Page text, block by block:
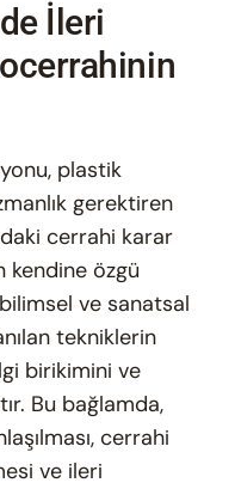
İleri
plastik
gerektiren
cerrahi karar
kendine özgü
ve sanatsal
tekniklerin
birikimini ve
Bu bağlamda,
cerrahi
ve ileri